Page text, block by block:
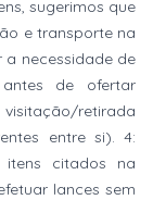
sugerimos que
e transporte na
necessidade de
antes de ofertar
retirada
entre si). 4:
itens citados na
lances sem